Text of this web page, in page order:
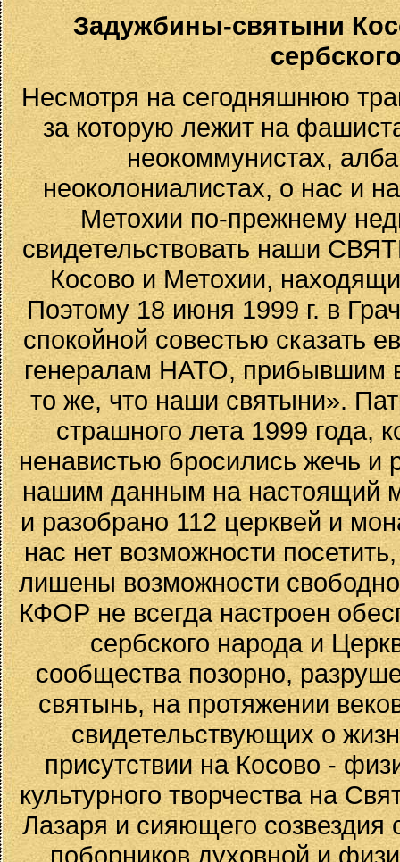
Задужбины-святыни
Несмотря на сегодняшнюю
за которую лежит на
неокоммунистах,
неоколониалистах, о нас и
Метохии по-прежнему
свидетельствовать наши
Косово и Метохии,
Поэтому 18 июня 1999 г. в
спокойной совестью сказать
генералам НАТО, прибывшим
то же, что наши святыни».
страшного лета 1999 года,
ненавистью бросились жечь и
нашим данным на настоящий
и разобрано 112 церквей и
нас нет возможности
лишены возможности
КФОР не всегда настроен
сербского народа и
сообщества позорно,
святынь, на протяжении
свидетельствующих о
присутствии на Косово -
культурного творчества на
Лазаря и сияющего созвездия
поборников духовной и